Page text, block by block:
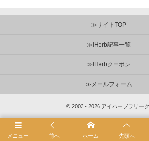
≫サイトTOP
≫iHerb記事一覧
≫iHerbクーポン
≫メールフォーム
© 2003 - 2026 アイハーブフリーク
メニュー 前へ ホーム 先頭へ